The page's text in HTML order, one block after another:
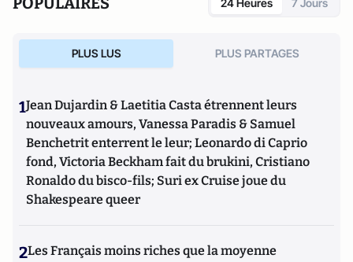
24 Heures 7 Jours
PLUS LUS PLUS PARTAGES
1Jean Dujardin & Laetitia Casta étrennent leurs
nouveaux amours, Vanessa Paradis & Samuel
Benchetrit enterrent le leur; Leonardo di Caprio
fond, Victoria Beckham fait du brukini, Cristiano
Ronaldo du bisco-fils; Suri ex Cruise joue du
Shakespeare queer
2Les Français moins riches que la moyenne